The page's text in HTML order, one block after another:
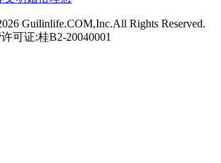
Guilinlife.COM,Inc.All Rights Reserved.
可证:桂B2-20040001